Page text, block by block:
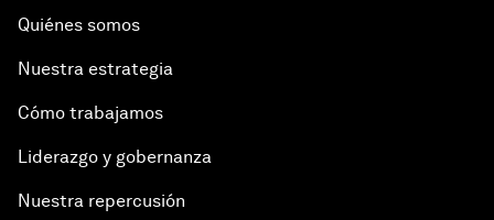
Quiénes somos
Nuestra estrategia
Cómo trabajamos
Liderazgo y gobernanza
Nuestra repercusión